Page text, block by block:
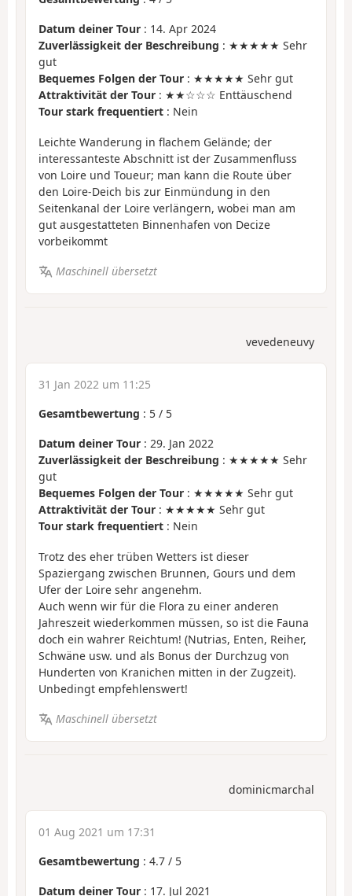
Datum deiner Tour : 14. Apr 2024
Zuverlässigkeit der Beschreibung : ★★★★★ Sehr
gut
Bequemes Folgen der Tour : ★★★★★ Sehr gut
Attraktivität der Tour : ★★☆☆☆ Enttäuschend
Tour stark frequentiert : Nein
Leichte Wanderung in flachem Gelände; der
interessanteste Abschnitt ist der Zusammenfluss
von Loire und Toueur; man kann die Route über
den Loire-Deich bis zur Einmündung in den
Seitenkanal der Loire verlängern, wobei man am
gut ausgestatteten Binnenhafen von Decize
vorbeikommt
Maschinell übersetzt
vevedeneuvy
31 Jan 2022 um 11:25
Gesamtbewertung : 5 / 5
Datum deiner Tour : 29. Jan 2022
Zuverlässigkeit der Beschreibung : ★★★★★ Sehr
gut
Bequemes Folgen der Tour : ★★★★★ Sehr gut
Attraktivität der Tour : ★★★★★ Sehr gut
Tour stark frequentiert : Nein
Trotz des eher trüben Wetters ist dieser
Spaziergang zwischen Brunnen, Gours und dem
Ufer der Loire sehr angenehm.
Auch wenn wir für die Flora zu einer anderen
Jahreszeit wiederkommen müssen, so ist die Fauna
doch ein wahrer Reichtum! (Nutrias, Enten, Reiher,
Schwäne usw. und als Bonus der Durchzug von
Hunderten von Kranichen mitten in der Zugzeit).
Unbedingt empfehlenswert!
Maschinell übersetzt
dominicmarchal
01 Aug 2021 um 17:31
Gesamtbewertung : 4.7 / 5
Datum deiner Tour : 17. Jul 2021